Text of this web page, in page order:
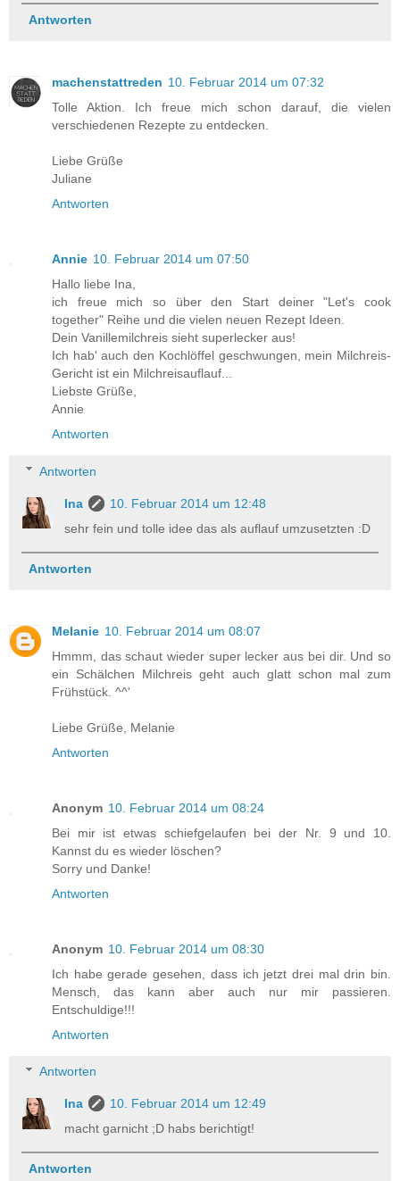
Antworten
machenstattreden 10. Februar 2014 um 07:32
Tolle Aktion. Ich freue mich schon darauf, die vielen
verschiedenen Rezepte zu entdecken.
Liebe Grüße
Juliane
Antworten
Annie 10. Februar 2014 um 07:50
Hallo liebe Ina,
ich freue mich so über den Start deiner "Let's cook
together" Reihe und die vielen neuen Rezept Ideen.
Dein Vanillemilchreis sieht superlecker aus!
Ich hab' auch den Kochlöffel geschwungen, mein Milchreis-
Gericht ist ein Milchreisauflauf...
Liebste Grüße,
Annie
Antworten
Antworten
Ina
10. Februar 2014 um 12:48
sehr fein und tolle idee das als auflauf umzusetzten :D
Antworten
Melanie 10. Februar 2014 um 08:07
Hmmm, das schaut wieder super lecker aus bei dir. Und so
ein Schälchen Milchreis geht auch glatt schon mal zum
Frühstück. ^^'
Liebe Grüße, Melanie
Antworten
Anonym 10. Februar 2014 um 08:24
Bei mir ist etwas schiefgelaufen bei der Nr. 9 und 10.
Kannst du es wieder löschen?
Sorry und Danke!
Antworten
Anonym 10. Februar 2014 um 08:30
Ich habe gerade gesehen, dass ich jetzt drei mal drin bin.
Mensch, das kann aber auch nur mir passieren.
Entschuldige!!!
Antworten
Antworten
Ina
10. Februar 2014 um 12:49
macht garnicht ;D habs berichtigt!
Antworten